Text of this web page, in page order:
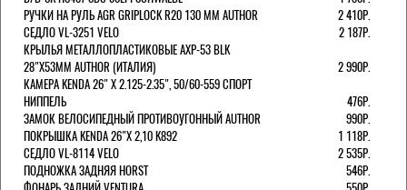
РУЧКИ НА РУЛЬ AGR GRIPLOCK R20 130 ММ AUTHOR
2 410Р.
СЕДЛО VL-3251 VELO
2 187Р.
КРЫЛЬЯ МЕТАЛЛОПЛАСТИКОВЫЕ AXP-53 BLK
28"Х53ММ AUTHOR (ИТАЛИЯ)
2 990Р.
КАМЕРА KENDA 26" Х 2.125-2.35", 50/60-559 СПОРТ
НИППЕЛЬ
476Р.
ЗАМОК ВЕЛОСИПЕДНЫЙ ПРОТИВОУГОННЫЙ AUTHOR
990Р.
ПОКРЫШКА KENDA 26"Х 2,10 K892
1 118Р.
СЕДЛО VL-8114 VELO
2 535Р.
ПОДНОЖКА ЗАДНЯЯ HORST
546Р.